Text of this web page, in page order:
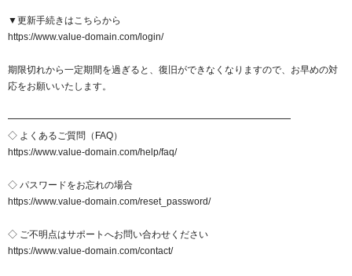
※AmazonはValue Domain Oneのログイン画面へ遷移します
Google
GMO ID
※AmazonはValue Domain Oneのアカウント作成画面へ遷移します
▼更新手続きはこちらから
https://www.value-domain.com/login/
期限切れから一定期間を過ぎると、復旧ができなくなりますので、お早めの対
応をお願いいたします。
━━━━━━━━━━━━━━━━━━━━━━━━━━━━━━
◇ よくあるご質問（FAQ）
https://www.value-domain.com/help/faq/
◇ パスワードをお忘れの場合
https://www.value-domain.com/reset_password/
◇ ご不明点はサポートへお問い合わせください
https://www.value-domain.com/contact/